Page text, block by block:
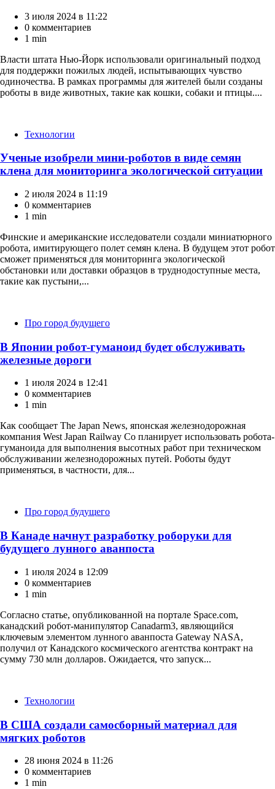
3 июля 2024 в 11:22
0 комментариев
1 min
Власти штата Нью-Йорк использовали оригинальный подход
для поддержки пожилых людей, испытывающих чувство
одиночества. В рамках программы для жителей были созданы
роботы в виде животных, такие как кошки, собаки и птицы....
КатегорииТехнологии
Ученые изобрели мини-роботов в виде семян
клена для мониторинга экологической ситуации
2 июля 2024 в 11:19
0 комментариев
1 min
Финские и американские исследователи создали миниатюрного
робота, имитирующего полет семян клена. В будущем этот робот
сможет применяться для мониторинга экологической
обстановки или доставки образцов в труднодоступные места,
такие как пустыни,...
КатегорииПро город будущего
В Японии робот-гуманоид будет обслуживать
железные дороги
1 июля 2024 в 12:41
0 комментариев
1 min
Как сообщает The Japan News, японская железнодорожная
компания West Japan Railway Co планирует использовать робота-
гуманоида для выполнения высотных работ при техническом
обслуживании железнодорожных путей. Роботы будут
применяться, в частности, для...
КатегорииПро город будущего
В Канаде начнут разработку роборуки для
будущего лунного аванпоста
1 июля 2024 в 12:09
0 комментариев
1 min
Согласно статье, опубликованной на портале Spаcе.com,
канадский робот-манипулятор Canadarm3, являющийся
ключевым элементом лунного аванпоста Gateway NASA,
получил от Канадского космического агентства контракт на
сумму 730 млн долларов. Ожидается, что запуск...
КатегорииТехнологии
В США создали самосборный материал для
мягких роботов
28 июня 2024 в 11:26
0 комментариев
1 min